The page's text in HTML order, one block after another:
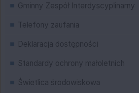
Gminny Zespół Interdyscyplinarny
Telefony zaufania
Deklaracja dostępności
Standardy ochrony małoletnich
Świetlica środowiskowa